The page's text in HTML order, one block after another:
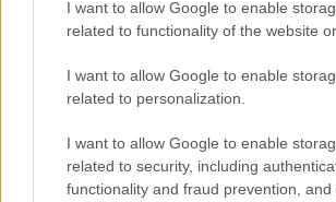
I want to allow Google to enable
related to functionality of the website
I want to allow Google to enable
related to personalization.
I want to allow Google to enable
related to security, including
functionality and fraud prevention, and
Διάβασε όλα τα τελευταία νέα
της
επικαιρότητας. Μάθε για όλους τους
εβδομάδας μέσα από το υπερπλήρες
Gazzetta. Ακολούθησέ μας και στο